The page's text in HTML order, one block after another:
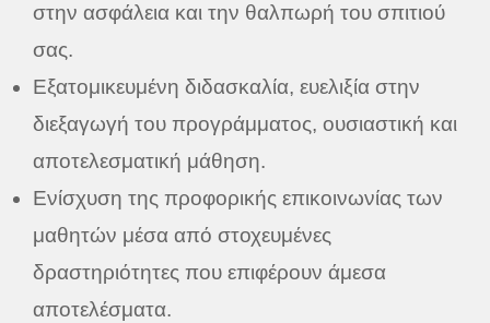
στην ασφάλεια και την θαλπωρή του σπιτιού
σας.
Εξατομικευμένη διδασκαλία, ευελιξία στην
διεξαγωγή του προγράμματος, ουσιαστική και
αποτελεσματική μάθηση.
Ενίσχυση της προφορικής επικοινωνίας των
μαθητών μέσα από στοχευμένες
δραστηριότητες που επιφέρουν άμεσα
αποτελέσματα.